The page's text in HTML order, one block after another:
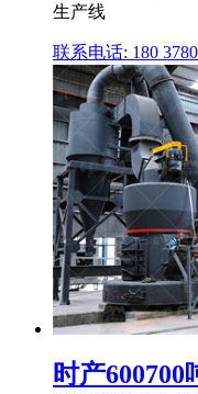
生产线
联系电话: 180 3780
时产